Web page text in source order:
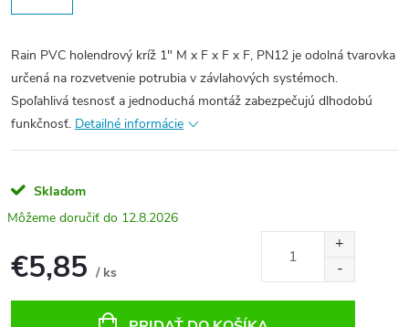
Rain PVC holendrový kríž 1" M x F x F x F, PN12 je odolná tvarovka
určená na rozvetvenie potrubia v závlahových systémoch.
Spoľahlivá tesnosť a jednoduchá montáž zabezpečujú dlhodobú
funkčnosť. Detailné informácie
Skladom
12.8.2026
€5,85 / ks